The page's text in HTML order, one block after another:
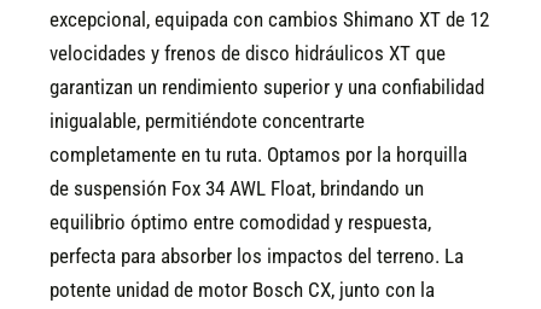
excepcional, equipada con cambios Shimano XT de 12
velocidades y frenos de disco hidráulicos XT que
garantizan un rendimiento superior y una confiabilidad
inigualable, permitiéndote concentrarte
completamente en tu ruta. Optamos por la horquilla
de suspensión Fox 34 AWL Float, brindando un
equilibrio óptimo entre comodidad y respuesta,
perfecta para absorber los impactos del terreno. La
potente unidad de motor Bosch CX, junto con la